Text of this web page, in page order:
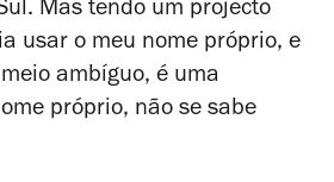
Mas tendo um projecto
usar o meu nome próprio, e
ambíguo, é uma
próprio, não se sabe